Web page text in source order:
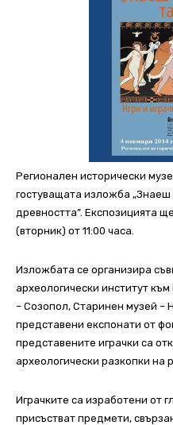
Регионален исторически
гостуващата изложба „Знаеш
древността”. Експозицията
(вторник) от 11:00 часа.
Изложбата се организира
археологически институт
– Созопол, Старинен музей –
представени експонати от
представените играчки са
археологически разкопки на
Играчките са изработени от
присъстват предмети,